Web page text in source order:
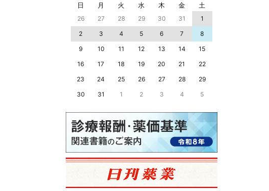
日 月 火 水 木 金 土
26 27 28 29 30 31
1
2
3 4 5 6 7
8
9
10 11 12 13 14
15
16
17 18 19 20 21
22
23
24 25 26 27 28
29
30
31 1 2 3 4 5